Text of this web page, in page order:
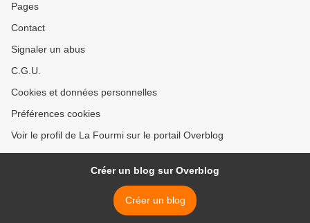
Pages
Contact
Signaler un abus
C.G.U.
Cookies et données personnelles
Préférences cookies
Voir le profil de La Fourmi sur le portail Overblog
Créer un blog sur Overblog
Créer un blog